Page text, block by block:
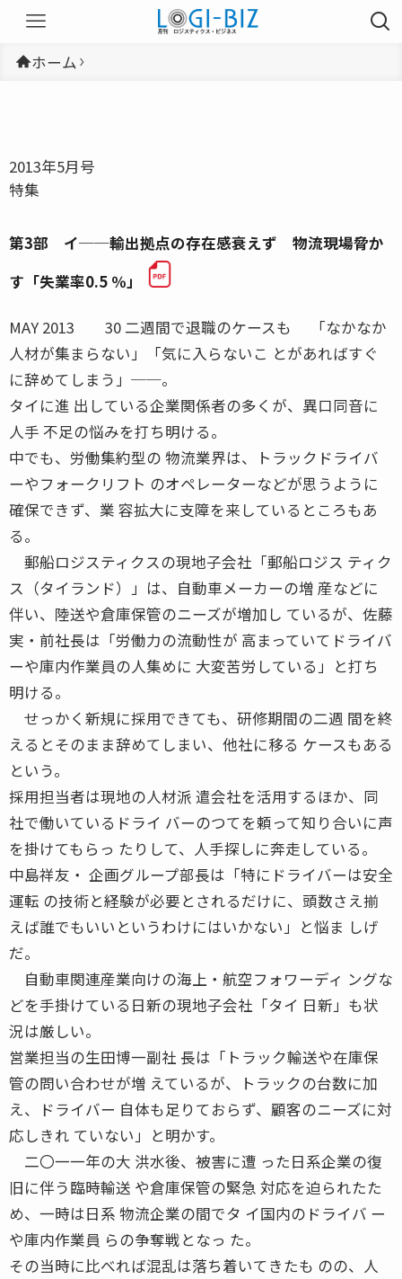
ホーム
2013年5月号
特集
第3部 イ──輸出拠点の存在感衰えず 物流現場脅か
す「失業率0.5 ％」
MAY 2013 30 二週間で退職のケースも 「なかなか
人材が集まらない」「気に入らないこ とがあればすぐ
に辞めてしまう」──。
タイに進 出している企業関係者の多くが、異口同音に
人手 不足の悩みを打ち明ける。
中でも、労働集約型の 物流業界は、トラックドライバ
ーやフォークリフト のオペレーターなどが思うように
確保できず、業 容拡大に支障を来しているところもあ
る。
郵船ロジスティクスの現地子会社「郵船ロジス ティク
ス（タイランド）」は、自動車メーカーの増 産などに
伴い、陸送や倉庫保管のニーズが増加し ているが、佐藤
実・前社長は「労働力の流動性が 高まっていてドライバ
ーや庫内作業員の人集めに 大変苦労している」と打ち
明ける。
せっかく新規に採用できても、研修期間の二週 間を終
えるとそのまま辞めてしまい、他社に移る ケースもある
という。
採用担当者は現地の人材派 遣会社を活用するほか、同
社で働いているドライ バーのつてを頼って知り合いに声
を掛けてもらっ たりして、人手探しに奔走している。
中島祥友・ 企画グループ部長は「特にドライバーは安全
運転 の技術と経験が必要とされるだけに、頭数さえ揃
えば誰でもいいというわけにはいかない」と悩ま しげ
だ。
自動車関連産業向けの海上・航空フォワーディ ングな
どを手掛けている日新の現地子会社「タイ 日新」も状
況は厳しい。
営業担当の生田博一副社 長は「トラック輸送や在庫保
管の問い合わせが増 えているが、トラックの台数に加
え、ドライバー 自体も足りておらず、顧客のニーズに対
応しきれ ていない」と明かす。
二〇一一年の大 洪水後、被害に遭 った日系企業の復
旧に伴う臨時輸送 や倉庫保管の緊急 対応を迫られたた
め、一時は日系 物流企業の間でタ イ国内のドライバ ー
や庫内作業員 らの争奪戦となっ た。
その当時に比べれば混乱は落ち着いてきたも のの、人